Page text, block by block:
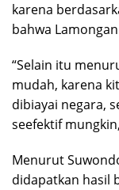
karena
bahwa
“Selain itu
mudah, karena
dibiayai negara,
seefektif
Menurut
didapatkan hasil